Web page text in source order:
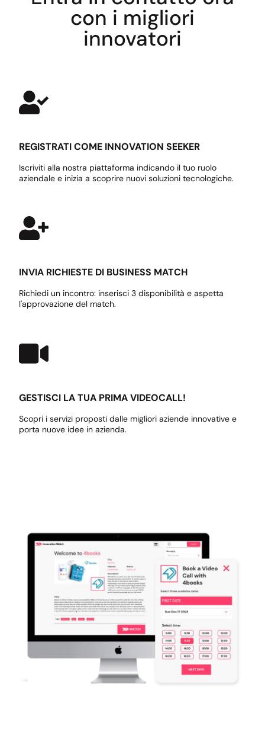
con i migliori
innovatori
REGISTRATI COME INNOVATION SEEKER
Iscriviti alla nostra piattaforma indicando il tuo ruolo
aziendale e inizia a scoprire nuovi soluzioni tecnologiche.
INVIA RICHIESTE DI BUSINESS MATCH
Richiedi un incontro: inserisci 3 disponibilità e aspetta
l'approvazione del match.
GESTISCI LA TUA PRIMA VIDEOCALL!
Scopri i servizi proposti dalle migliori aziende innovative e
porta nuove idee in azienda.